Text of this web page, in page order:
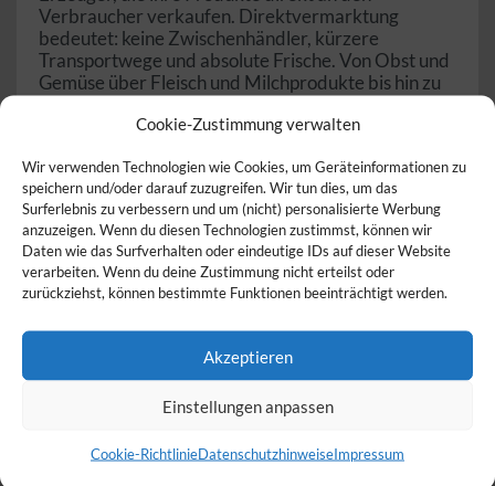
Cookie-Zustimmung verwalten
Wir verwenden Technologien wie Cookies, um Geräteinformationen zu
speichern und/oder darauf zuzugreifen. Wir tun dies, um das
Surferlebnis zu verbessern und um (nicht) personalisierte Werbung
anzuzeigen. Wenn du diesen Technologien zustimmst, können wir
Daten wie das Surfverhalten oder eindeutige IDs auf dieser Website
verarbeiten. Wenn du deine Zustimmung nicht erteilst oder
zurückziehst, können bestimmte Funktionen beeinträchtigt werden.
Akzeptieren
Einstellungen anpassen
Cookie-RichtlinieDatenschutzhinweiseImpressum
Verbraucher verkaufen. Direktvermarktung
bedeutet: keine Zwischenhändler, kürzere
Transportwege und absolute Frische. Von Obst und
Gemüse über Fleisch und Milchprodukte bis hin zu
bieten Ihnen eine Vielfalt an hochwertigen
artgerechter Tierhaltung stammen. Entdecken Sie
jetzt Direktvermarkter in Ihrer Nähe und genießen
Sie regionale Qualität direkt vom Bauernhof!
Was sind Direktvermarkter?
Direktvermarkter sind Landwirte und Erzeuger, die
Hofläden, Wochenmärkte, Ab-Hof-Verkauf oder
durch Lieferdienste. Durch diese direkte
Verbindung zwischen Erzeuger und Verbraucher
sondern auch die regionale Wirtschaft gestärkt.